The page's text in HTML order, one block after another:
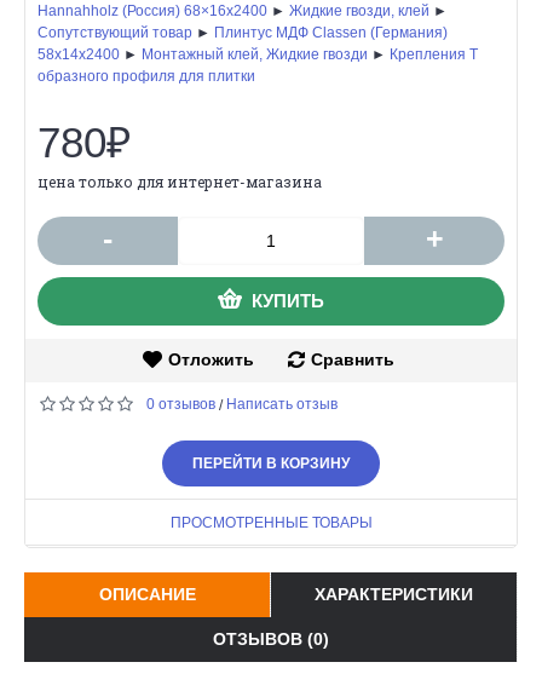
Hannahholz (Россия) 68×16x2400 ► Жидкие гвозди, клей ►
Сопутствующий товар ► Плинтус МДФ Classen (Германия)
58x14x2400 ► Монтажный клей, Жидкие гвозди ► Крепления Т
образного профиля для плитки
780₽
цена только для интернет-магазина
- +
КУПИТЬ
Отложить Сравнить
0 отзывов / Написать отзыв
ПЕРЕЙТИ В КОРЗИНУ
ПРОСМОТРЕННЫЕ ТОВАРЫ
ОПИСАНИЕ ХАРАКТЕРИСТИКИ
ОТЗЫВОВ (0)